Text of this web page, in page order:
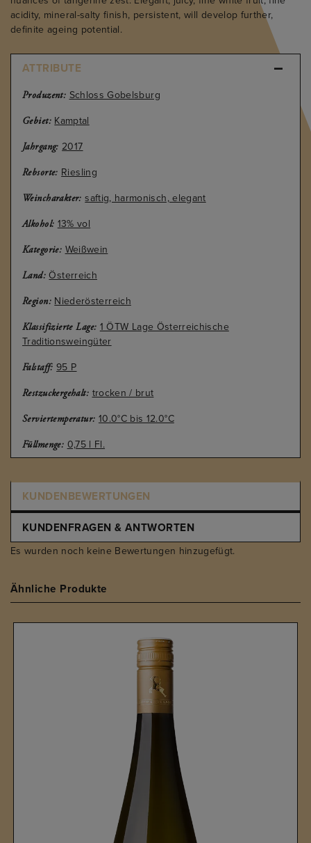
acidity, mineral-salty finish, persistent, will develop further,
definite ageing potential.
ATTRIBUTE
Produzent: Schloss Gobelsburg
Gebiet: Kamptal
Jahrgang: 2017
Rebsorte: Riesling
Weincharakter: saftig, harmonisch, elegant
Alkohol: 13% vol
Kategorie: Weißwein
Land: Österreich
Region: Niederösterreich
Klassifizierte Lage: 1 ÖTW Lage Österreichische
Traditionsweingüter
Falstaff: 95 P
Restzuckergehalt: trocken / brut
Serviertemperatur: 10.0°C bis 12.0°C
Füllmenge: 0,75 l Fl.
KUNDENBEWERTUNGEN
KUNDENFRAGEN & ANTWORTEN
Es wurden noch keine Bewertungen hinzugefügt.
Ähnliche Produkte